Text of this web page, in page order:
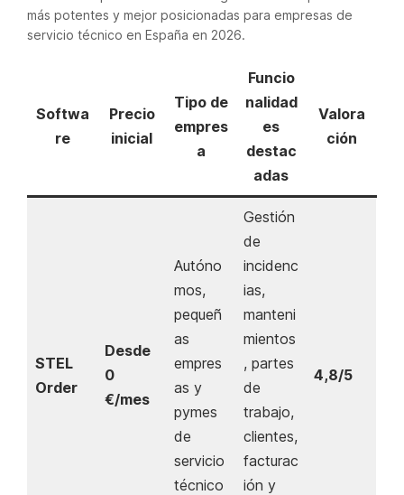
más potentes y mejor posicionadas para empresas de
servicio técnico en España en 2026.
Softwa
re
Precio
inicial
Tipo de
empres
a
Funcio
nalidad
es
destac
adas
Valora
ción
STEL
Order
Desde
0
€/mes
Autóno
mos,
pequeñ
as
empres
as y
pymes
de
servicio
técnico
Gestión
de
incidenc
ias,
manteni
mientos
, partes
de
trabajo,
clientes,
facturac
ión y
4,8/5